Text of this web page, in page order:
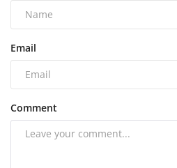
Email
Comment